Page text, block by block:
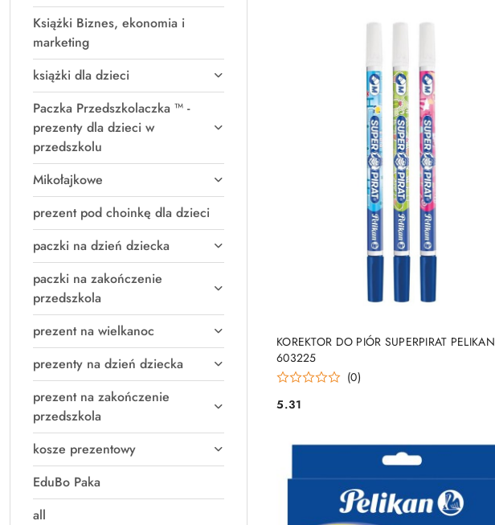
Książki Biznes, ekonomia i
marketing
książki dla dzieci
Paczka Przedszkolaczka ™ -
prezenty dla dzieci w
przedszkolu
Mikołajkowe
prezent pod choinkę dla dzieci
paczki na dzień dziecka
paczki na zakończenie
przedszkola
prezent na wielkanoc
prezenty na dzień dziecka
prezent na zakończenie
przedszkola
kosze prezentowy
EduBo Paka
all
KOREKTOR DO PIÓR SUPERPIRAT PELIKAN
603225
(0)
Cena:
5.31
PRODUKT NIEDOSTĘPNY